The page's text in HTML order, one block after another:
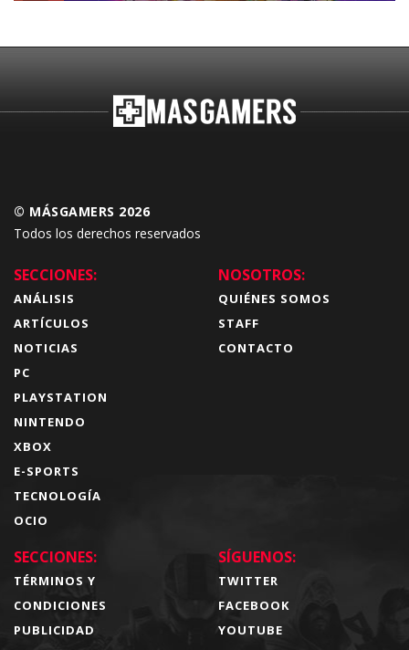
© MÁSGAMERS 2026
Todos los derechos reservados
SECCIONES:
ANÁLISIS
ARTÍCULOS
NOTICIAS
PC
PLAYSTATION
NINTENDO
XBOX
E-SPORTS
TECNOLOGÍA
OCIO
NOSOTROS:
QUIÉNES SOMOS
STAFF
CONTACTO
SECCIONES:
TÉRMINOS Y
CONDICIONES
PUBLICIDAD
SÍGUENOS:
TWITTER
FACEBOOK
YOUTUBE